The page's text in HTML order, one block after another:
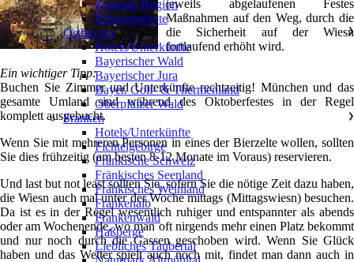
jeweils abgelaufenen Festes
Maßnahmen auf den Weg, durch die
die Sicherheit auf der Wiesn
fortlaufend erhöht wird.
Ein wichtiger Tipp:
Buchen Sie Zimmer und Unterkünfte rechtzeitig! München und das
gesamte Umland sind während des Oktoberfestes in der Regel
komplett ausgebucht.
Wenn Sie mit mehreren Personen in eines der Bierzelte wollen, sollten
Sie dies frühzeitig (am besten 8-12 Monate im Voraus) reservieren.
Und last but not least sollten Sie, sofern Sie die nötige Zeit dazu haben,
die Wiesn auch mal unter der Woche mittags (Mittagswiesn) besuchen.
Da ist es in der Regel wesentlich ruhiger und entspannter als abends
oder am Wochenende, wo man oft nirgends mehr einen Platz bekommt
und nur noch durch die Gassen geschoben wird. Wenn Sie Glück
haben und das Wetter spielt auch noch mit, findet man dann auch in
Zugspitz Region
Reiseangebote
Ostbayern
❯
Hotels/Unterkünfte
Bayerischer Wald
Bayerischer Jura
Bayer. Golf- & Thermenland
Oberpfälzer Wald
Franken
❯
Hotels/Unterkünfte
Fichtelgebirge
Fränkische Schweiz
Fränkisches Seenland
Fränkisches Weinland
Frankenalb
Frankenwald
Haßberge
Liebliches Taubertal